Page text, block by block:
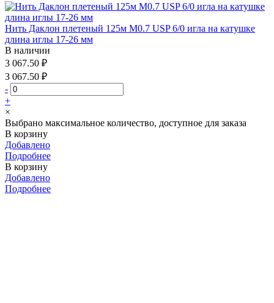
Нить Даклон плетеный 125м М0.7 USP 6/0 игла на катушке
длина иглы 17-26 мм
В наличии
3 067.50 ₽
3 067.50 ₽
-
+
×
Выбрано максимальное количество, доступное для заказа
В корзину
Добавлено
Подробнее
В корзину
Добавлено
Подробнее